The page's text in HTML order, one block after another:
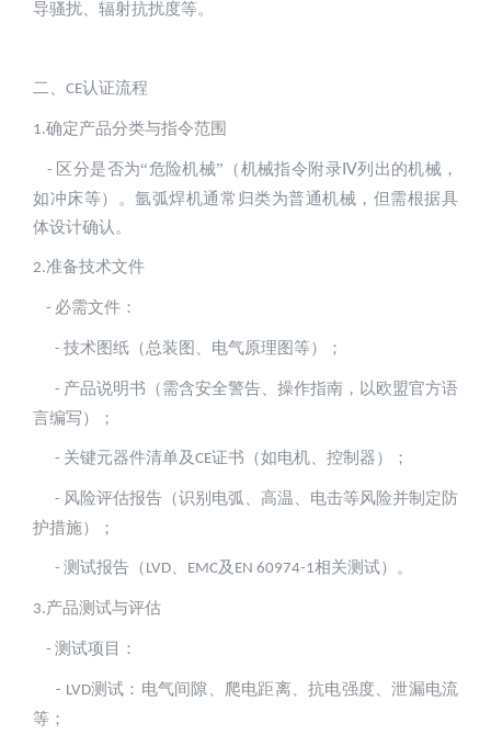
导骚扰、辐射抗扰度等。
二、 CE认证流程
1.确定产品分类与指令范围
- 区分是否为“危险机械”（机械指令附录Ⅳ列出的机械，
如冲床等）。氩弧焊机通常归类为普通机械，但需根据具
体设计确认。
2.准备技术文件
- 必需文件：
- 技术图纸（总装图、电气原理图等）；
- 产品说明书（需含安全警告、操作指南，以欧盟官方语
言编写）；
- 关键元器件清单及 CE证书（如电机、控制器）；
- 风险评估报告（识别电弧、高温、电击等风险并制定防
护措施）；
- 测试报告（ LVD EMC及 EN 60974-1相关测试）。
3.产品测试与评估
- 测试项目：
- LVD测试：电气间隙、爬电距离、抗电强度、泄漏电流
等；